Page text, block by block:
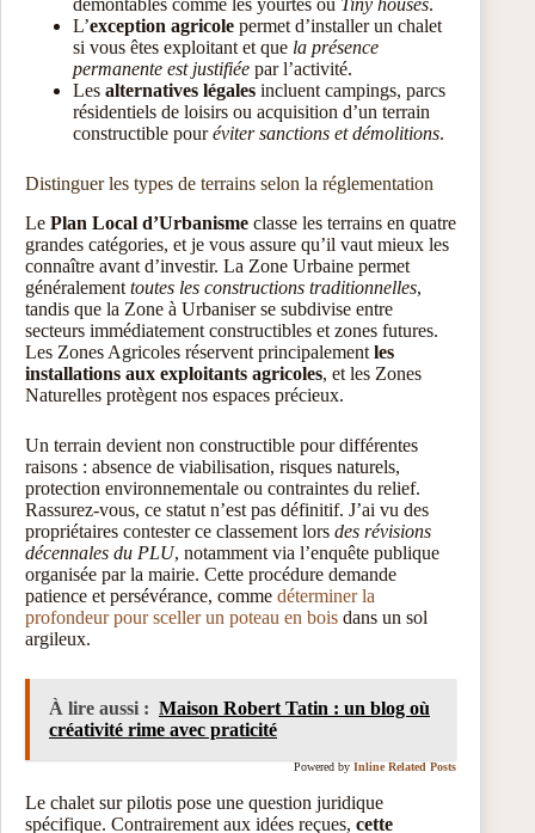
démontables comme les yourtes ou Tiny houses.
L’exception agricole permet d’installer un chalet
si vous êtes exploitant et que la présence
permanente est justifiée par l’activité.
Les alternatives légales incluent campings, parcs
résidentiels de loisirs ou acquisition d’un terrain
constructible pouréviter sanctions et démolitions.
Distinguer les types de terrains selon la réglementation
Le Plan Local d’Urbanisme classe les terrains en quatre
grandes catégories, et je vous assure qu’il vaut mieux les
connaître avant d’investir. La Zone Urbaine permet
généralement toutes les constructions traditionnelles,
tandis que la Zone à Urbaniser se subdivise entre
secteurs immédiatement constructibles et zones futures.
Les Zones Agricoles réservent principalement les
installations aux exploitants agricoles, et les Zones
Naturelles protègent nos espaces précieux.
Un terrain devient non constructible pour différentes
raisons : absence de viabilisation, risques naturels,
protection environnementale ou contraintes du relief.
Rassurez-vous, ce statut n’est pas définitif. J’ai vu des
propriétaires contester ce classement lors des révisions
décennales du PLU, notamment via l’enquête publique
organisée par la mairie. Cette procédure demande
patience et persévérance, comme déterminer la
profondeur pour sceller un poteau en bois dans un sol
argileux.
À lire aussi : Maison Robert Tatin : un blog où
créativité rime avec praticité
Powered by Inline Related Posts
Le chalet sur pilotis pose une question juridique
spécifique. Contrairement aux idées reçues, cette